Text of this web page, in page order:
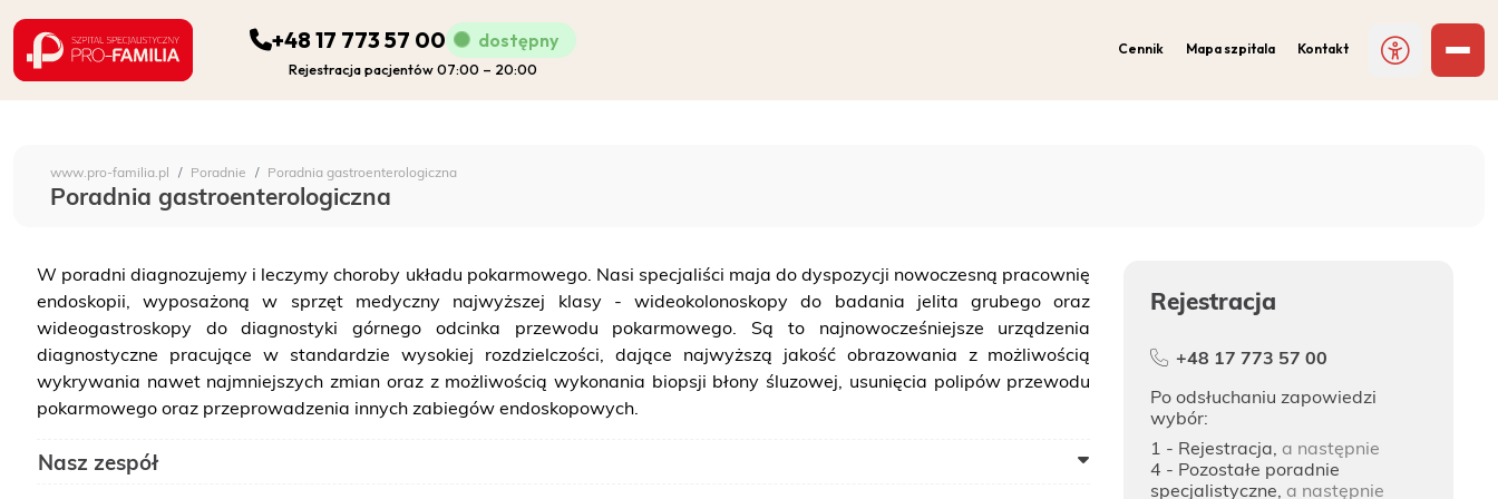
Szpital Specjalistyczny Pro-Familia
+48 17 773 57 00 dostępny
Rejestracja pacjentów 07:00 – 20:00
Cennik Mapa szpitala Kontakt
PORADNIE
DIAGNOSTYKA
POZOSTAŁA DZIAŁALNOŚĆ SZPITALA
DLA PACJENTA
www.pro-familia.pl Poradnie Poradnia gastroenterologiczna
Poradnia gastroenterologiczna
W poradni diagnozujemy i leczymy choroby układu pokarmowego. Nasi specjaliści maja do dyspozycji nowoczesną pracownię
endoskopii, wyposażoną w sprzęt medyczny najwyższej klasy - wideokolonoskopy do badania jelita grubego oraz
wideogastroskopy do diagnostyki górnego odcinka przewodu pokarmowego. Są to najnowocześniejsze urządzenia
diagnostyczne pracujące w standardzie wysokiej rozdzielczości, dające najwyższą jakość obrazowania z możliwością
wykrywania nawet najmniejszych zmian oraz z możliwością wykonania biopsji błony śluzowej, usunięcia polipów przewodu
pokarmowego oraz przeprowadzenia innych zabiegów endoskopowych.
Nasz zespół
Rejestracja
+48 17 773 57 00
Po odsłuchaniu zapowiedzi
wybór:
1 - Rejestracja, a następnie
4 - Pozostałe poradnie
specjalistyczne, a następnie